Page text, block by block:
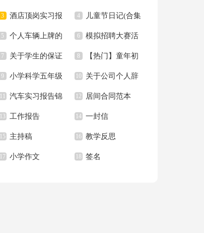
300字集锦7篇 作计划四篇
3 酒店顶岗实习报
告十篇
4 儿童节日记(合集
15篇)
5 个人车辆上牌的
委托书
6 模拟招聘大赛活
动总结
7 关于学生的保证
书汇总八篇
8 【热门】童年初
中作文300字集锦十
篇
9 小学科学五年级
上册教学计划
10 关于公司个人辞
职报告汇总6篇
11 汽车实习报告锦
集八篇
12 居间合同范本
13 工作报告 14 一封信
15 主持稿 16 教学反思
17 小学作文 18 签名